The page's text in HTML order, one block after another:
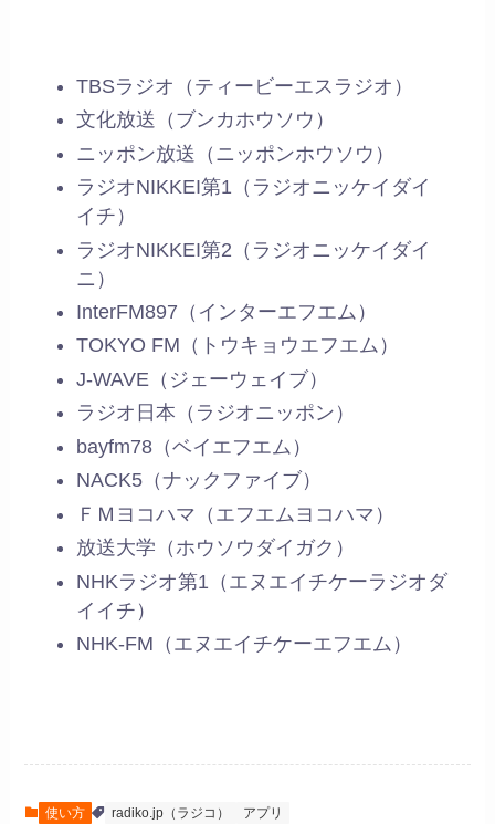
TBSラジオ（ティービーエスラジオ）
文化放送（ブンカホウソウ）
ニッポン放送（ニッポンホウソウ）
ラジオNIKKEI第1（ラジオニッケイダイ
イチ）
ラジオNIKKEI第2（ラジオニッケイダイ
ニ）
InterFM897（インターエフエム）
TOKYO FM（トウキョウエフエム）
J-WAVE（ジェーウェイブ）
ラジオ日本（ラジオニッポン）
bayfm78（ベイエフエム）
NACK5（ナックファイブ）
ＦＭヨコハマ（エフエムヨコハマ）
放送大学（ホウソウダイガク）
NHKラジオ第1（エヌエイチケーラジオダ
イイチ）
NHK-FM（エヌエイチケーエフエム）
使い方 radiko.jp（ラジコ） アプリ